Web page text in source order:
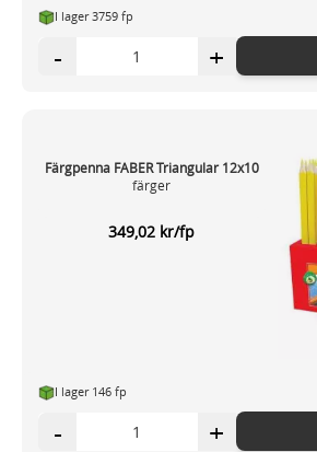
I lager 3759 fp
- +
Färgpenna FABER Triangular 12x10
färger
349,02 kr/fp
I lager 146 fp
- +